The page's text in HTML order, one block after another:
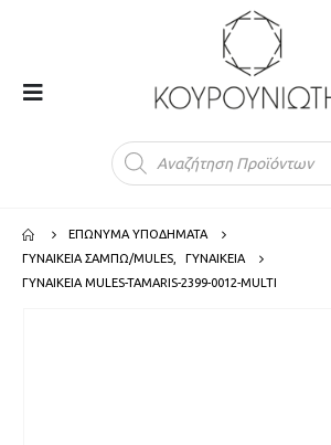
ΕΠΩΝΥΜΑ ΥΠΟΔΗΜΑΤΑ
ΓΥΝΑΙΚΕΙΑ ΣΑΜΠΩ/MULES
ΓΥΝΑΙΚΕΙΑ
ΓΥΝΑΙΚΕΙΑ MULES-TAMARIS-2399-0012-MULTI